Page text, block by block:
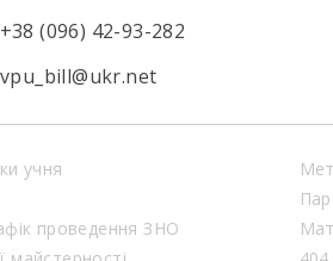
+38 (096) 42-93-282
учня
проведення ЗНО